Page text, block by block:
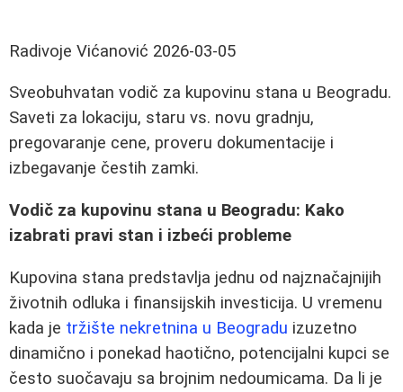
Radivoje Vićanović 2026-03-05
Sveobuhvatan vodič za kupovinu stana u Beogradu.
Saveti za lokaciju, staru vs. novu gradnju,
pregovaranje cene, proveru dokumentacije i
izbegavanje čestih zamki.
Vodič za kupovinu stana u Beogradu: Kako
izabrati pravi stan i izbeći probleme
Kupovina stana predstavlja jednu od najznačajnijih
životnih odluka i finansijskih investicija. U vremenu
kada je tržište nekretnina u Beogradu izuzetno
dinamično i ponekad haotično, potencijalni kupci se
često suočavaju sa brojnim nedoumicama. Da li je